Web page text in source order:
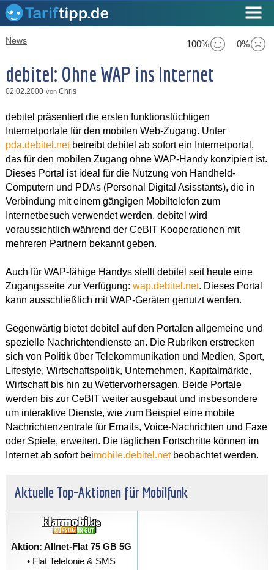
100% 0%
News
debitel: Ohne WAP ins Internet
02.02.2000 von Chris
debitel präsentiert die ersten funktionstüchtigen
Internetportale für den mobilen Web-Zugang. Unter
pda.debitel.netbetreibt debitel ab sofort ein Internetportal,
das für den mobilen Zugang ohne WAP-Handy konzipiert ist.
Dieses Portal ist ideal für die Nutzung von Handheld-
Computern und PDAs (Personal Digital Asisstants), die in
Verbindung mit einem gängigen Mobiltelefon zum
Internetbesuch verwendet werden. debitel wird
voraussichtlich während der CeBIT Kooperationen mit
mehreren Partnern bekannt geben.
Auch für WAP-fähige Handys stellt debitel seit heute eine
Zugangsseite zur Verfügung: wap.debitel.net. Dieses Portal
kann ausschließlich mit WAP-Geräten genutzt werden.
Gegenwärtig bietet debitel auf den Portalen allgemeine und
spezielle Nachrichtendienste an. Die Rubriken erstrecken
sich von Politik über Telekommunikation und Medien, Sport,
Lifestyle, Wirtschaftspolitik, Unternehmen, Kapitalmärkte,
Wirtschaft bis hin zu Wettervorhersagen. Beide Portale
werden bis zur CeBIT weiter ausgebaut und insbesondere
um interaktive Dienste, wie zum Beispiel eine mobile
Nachrichtenzentrale für Emails, Voice-Nachrichten und Faxe
oder Spiele, erweitert. Die täglichen Fortschritte können im
Internet ab sofort beimobile.debitel.netbeobachtet werden.
Aktuelle Top-Aktionen für Mobilfunk
Aktion: Allnet-Flat 75 GB 5G
• Flat Telefonie & SMS